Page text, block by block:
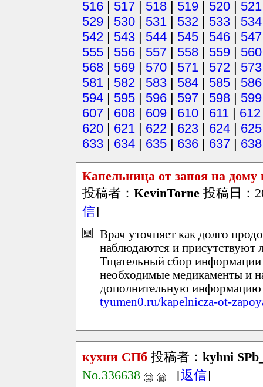
516 | 517 | 518 | 519 | 520 | 521
529 | 530 | 531 | 532 | 533 | 534
542 | 543 | 544 | 545 | 546 | 547
555 | 556 | 557 | 558 | 559 | 560
568 | 569 | 570 | 571 | 572 | 573
581 | 582 | 583 | 584 | 585 | 586
594 | 595 | 596 | 597 | 598 | 599
607 | 608 | 609 | 610 | 611 | 612
620 | 621 | 622 | 623 | 624 | 625
633 | 634 | 635 | 636 | 637 | 638
Капельница от запоя на
投稿者： KevinTorne 投稿日：
信]
Врач уточняет как долго
наблюдаются и присутствуют
Тщательный сбор информации
необходимые медикаменты и
дополнительную
tyumen0.ru/kapelnicza-ot-
кухни СПб 投稿者： kyhni
No.336638
[返信]